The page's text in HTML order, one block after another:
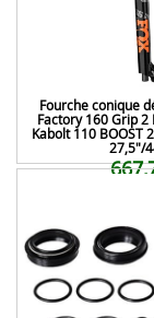
Fourche conique
Factory 160 Grip 2
Kabolt 110 BOOST
27,5"/